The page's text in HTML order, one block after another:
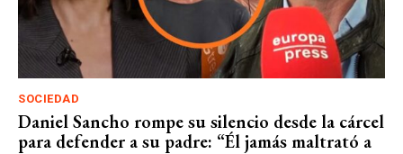
SOCIEDAD
Daniel Sancho rompe su silencio desde la cárcel
para defender a su padre: “Él jamás maltrató a